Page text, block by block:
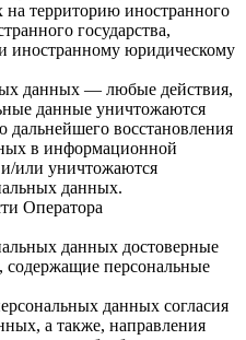
на территорию иностранного
государства,
иностранному юридическому
данных — любые действия,
данные уничтожаются
дальнейшего восстановления
в информационной
или уничтожаются
данных.
Оператора
данных достоверные
персональные
данных согласия
а также, направления